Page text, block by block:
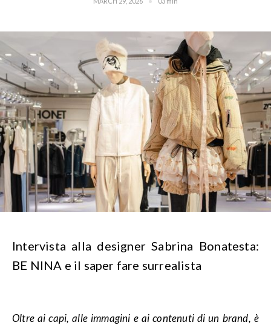
Intervista alla designer Sabrina Bonatesta:
BE NINA e il saper fare surrealista
Oltre ai capi, alle immagini e ai contenuti di un brand, è